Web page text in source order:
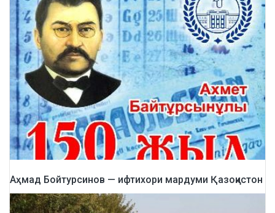
Аҳмад Бойтурсинов — ифтихори мардуми Қазоқистон